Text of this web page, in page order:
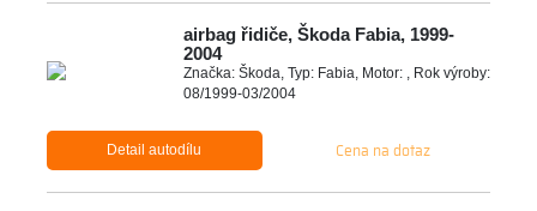
airbag řidiče, Škoda Fabia, 1999-
2004
Značka: Škoda, Typ: Fabia, Motor: , Rok výroby:
08/1999-03/2004
Detail autodílu Cena na dotaz